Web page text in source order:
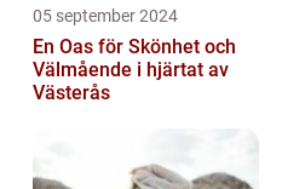
05 september 2024
En Oas för Skönhet och
Välmående i hjärtat av
Västerås